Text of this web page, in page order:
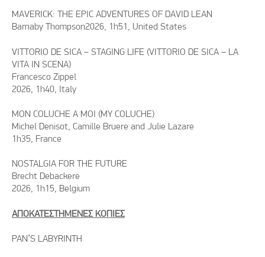
MAVERICK: THE EPIC ADVENTURES OF DAVID LEAN
Barnaby Thompson2026, 1h51, United States
VITTORIO DE SICA – STAGING LIFE (VITTORIO DE SICA – LA
VITA IN SCENA)
Francesco Zippel
2026, 1h40, Italy
MON COLUCHE A MOI (MY COLUCHE)
Michel Denisot, Camille Bruere and Julie Lazare
1h35, France
NOSTALGIA FOR THE FUTURE
Brecht Debackere
2026, 1h15, Belgium
ΑΠΟΚΑΤΕΣΤΗΜΕΝΕΣ ΚΟΠΙΕΣ
PAN’S LABYRINTH